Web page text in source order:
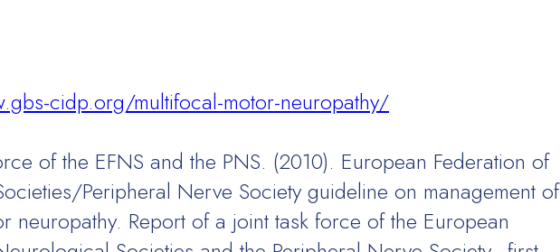
cidp.org/multifocal-motor-neuropathy/
of the EFNS and the PNS. (2010). European Federation of
Peripheral Nerve Society guideline on management of
neuropathy. Report of a joint task force of the European